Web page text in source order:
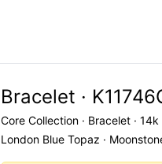
Bracelet ·
Core Collection · Bracelet · 14k
London Blue Topaz ·